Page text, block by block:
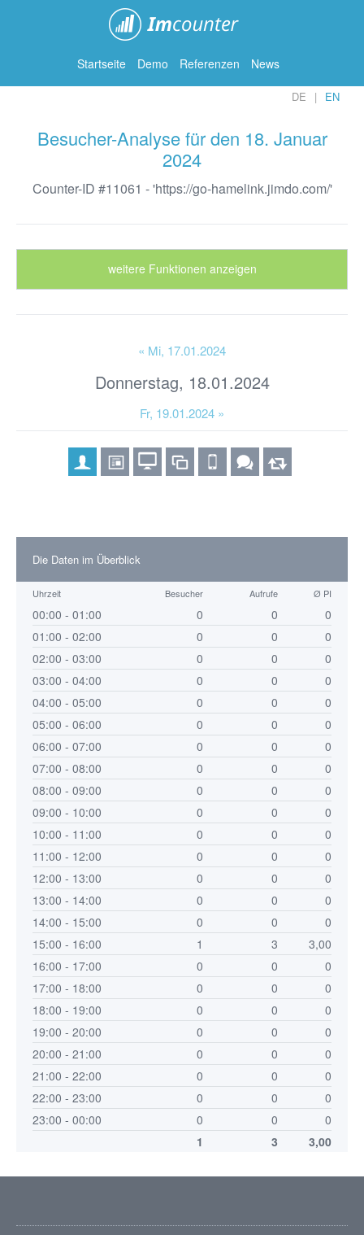
Startseite Demo Referenzen News
DE EN
Besucher-Analyse für den 18. Januar
2024
Counter-ID #11061 - 'https://go-hamelink.jimdo.com/'
weitere Funktionen anzeigen
« Mi, 17.01.2024
Donnerstag, 18.01.2024
Fr, 19.01.2024 »
Die Daten im Überblick
Uhrzeit Besucher Aufrufe Ø PI
00:00 - 01:00 0 0
0
01:00 - 02:00
0 0
0
02:00 - 03:00
0 0
0
03:00 - 04:00
0 0
0
04:00 - 05:00
0 0
0
05:00 - 06:00
0 0
0
06:00 - 07:00
0 0
0
07:00 - 08:00
0 0
0
08:00 - 09:00
0 0
0
09:00 - 10:00
0 0
0
10:00 - 11:00
0 0
0
11:00 - 12:00
0 0
0
12:00 - 13:00
0 0
0
13:00 - 14:00
0 0
0
14:00 - 15:00
0 0
0
15:00 - 16:00
1 3
3,00
16:00 - 17:00
0 0
0
17:00 - 18:00
0 0
0
18:00 - 19:00
0 0
0
19:00 - 20:00
0 0
0
20:00 - 21:00
0 0
0
21:00 - 22:00
0 0
0
22:00 - 23:00
0 0
0
23:00 - 00:00
0 0
0
1
3 3,00